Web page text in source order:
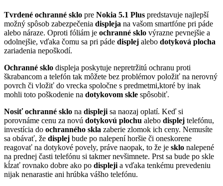
Tvrdené ochranné sklo pre Nokia 5.1 Plus predstavuje najlepší
možný spôsob zabezpečenia displeja na vašom smartfóne pri páde
alebo náraze. Oproti fóliám je ochranné sklo výrazne pevnejšie a
odolnejšie, vďaka čomu sa pri páde displej alebo dotyková plocha
zariadenia nepoškodí.
Ochranné sklo displeja poskytuje nepretržitú ochranu proti
škrabancom a telefón tak môžete bez problémov položiť na nerovný
povrch či vložiť do vrecka spoločne s predmetmi,ktoré by inak
mohli toto poškodenie na dotykovom skle spôsobiť.
Nosiť ochranné sklo na displeji sa naozaj oplatí. Keď si
porovnáme cenu za novú dotykovú plochu alebo displej telefónu,
investícia do ochranného skla zaberie zlomok ich ceny. Nemusíte
sa obávať, že displej bude po nalepení horšie či oneskorene
reagovať na dotykové povely, práve naopak, to že je sklo nalepené
na prednej časti telefónu si takmer nevšimnete. Prst sa bude po skle
kĺzať rovnako dobre ako po displeji a vďaka tenkému prevedeniu
nijak nenarastie ani hrúbka vášho telefónu.